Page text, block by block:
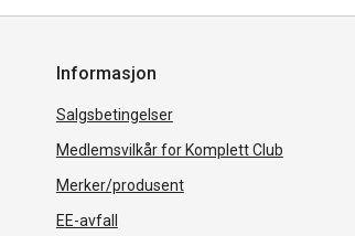
Informasjon
Salgsbetingelser
Medlemsvilkår for Komplett Club
Merker/produsent
EE-avfall